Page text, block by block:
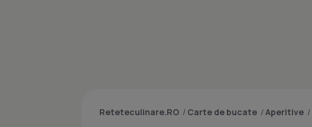
Reteteculinare.RO / Carte de bucate /Aperitive /